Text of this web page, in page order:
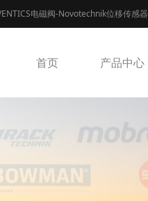
电磁阀-Novotechnik位移传感器
首页 产品中心